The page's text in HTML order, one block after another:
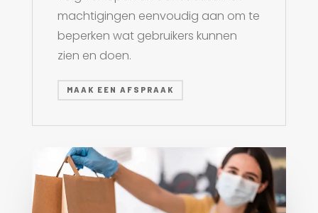
machtigingen eenvoudig aan om te
beperken wat gebruikers kunnen
zien en doen.
MAAK EEN AFSPRAAK